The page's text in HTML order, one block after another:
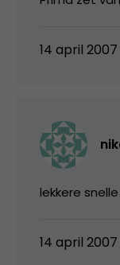
14 april
lekkere
14 april